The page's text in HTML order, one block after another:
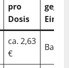
pro
Dosis
ca. 2,63
€
Basis